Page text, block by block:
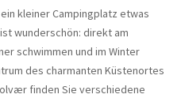
kleiner Campingplatz etwas
wunderschön: direkt am
schwimmen und im Winter
des charmanten Küstenortes
finden Sie verschiedene